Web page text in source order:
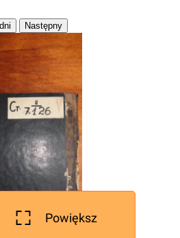
Powiększ